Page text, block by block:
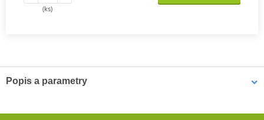
(ks)
Popis a parametry